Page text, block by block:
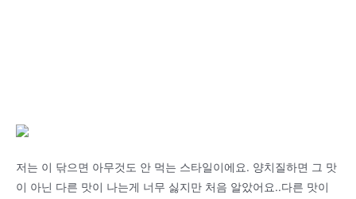
저는 이 닦으면 아무것도 안 먹는 스타일이에요. 양치질하면 그 맛
이 아닌 다른 맛이 나는게 너무 싫지만 처음 알았어요..다른 맛이